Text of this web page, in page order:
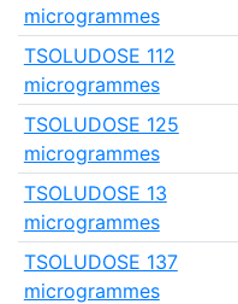
microgrammes
TSOLUDOSE 112
microgrammes
TSOLUDOSE 125
microgrammes
TSOLUDOSE 13
microgrammes
TSOLUDOSE 137
microgrammes